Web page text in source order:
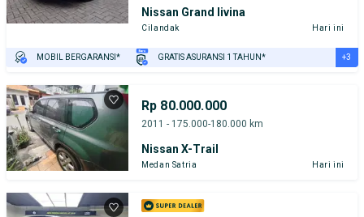
Nissan Grand livina
Cilandak Hari ini
MOBIL BERGARANSI* GRATIS ASURANSI 1 TAHUN*
PENJUAL TERVERIFIKASI
+3
Rp 80.000.000
2011 - 175.000-180.000 km
Nissan X-Trail
Medan Satria Hari ini